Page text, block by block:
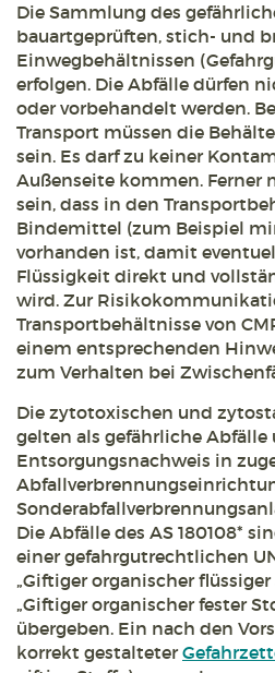
Die Sammlung des
bauartgeprüften, stich- und
Einwegbehältnissen
erfolgen. Die Abfälle dürfen
oder vorbehandelt werden.
Transport müssen die
sein. Es darf zu keiner
Außenseite kommen. Ferner
sein, dass in den
Bindemittel (zum Beispiel
vorhanden ist, damit
Flüssigkeit direkt und
wird. Zur
Transportbehältnisse von
einem entsprechenden
zum Verhalten bei
Die zytotoxischen und
gelten als gefährliche
Entsorgungsnachweis in
Die Abfälle des AS 180108*
einer gefahrgutrechtlichen
„Giftiger organischer flüssiger
„Giftiger organischer fester
übergeben. Ein nach den
korrekt gestalteter